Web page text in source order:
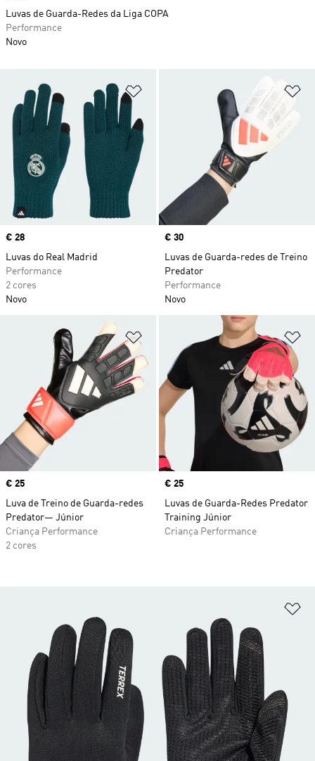
Adicionar à Lista de Desejos
Price
€ 28
Luvas do Real Madrid
Performance
2 cores
Novo
Price
€ 30
Luvas de Guarda-redes de Treino
Predator
Performance
Novo
Adicionar à Lista de Desejos
Price
€ 25
Luva de Treino de Guarda-redes
Predator— Júnior
Criança Performance
2 cores
Price
€ 25
Luvas de Guarda-Redes Predator
Training Júnior
Criança Performance
Luvas de Guarda-Redes da Liga COPA
Performance
Novo